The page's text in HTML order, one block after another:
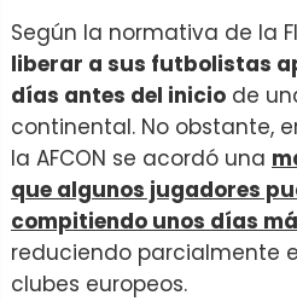
Según la normativa de la
liberar a sus futbolistas
días antes del inicio de
continental. No obstante,
la AFCON se acordó una
que algunos jugadores
compitiendo unos días
reduciendo parcialmente
clubes europeos.